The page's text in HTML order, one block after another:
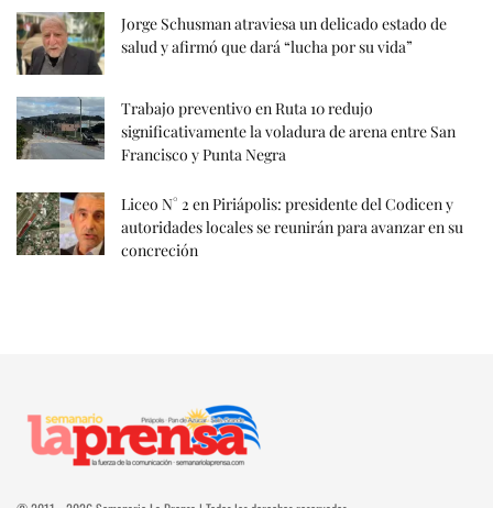
Jorge Schusman atraviesa un delicado estado de
salud y afirmó que dará “lucha por su vida”
Trabajo preventivo en Ruta 10 redujo
significativamente la voladura de arena entre San
Francisco y Punta Negra
Liceo N° 2 en Piriápolis: presidente del Codicen y
autoridades locales se reunirán para avanzar en su
concreción